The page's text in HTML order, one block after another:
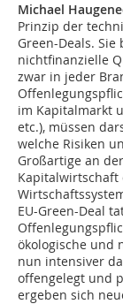
Michael
Prinzip der
Green-Deals.
nichtfinanzielle
zwar in jeder
im Kapitalmarkt
etc.), müssen
welche Risiken
Großartige an
Kapitalwirtschaft
EU-Green-Deal
ökologische und
nun intensiver
offengelegt und
ergeben sich